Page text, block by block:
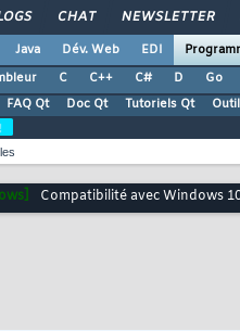
CHAT NEWSLETTER
Java Dév. Web EDI
C C++ C# D Go
FAQ Qt Doc Qt Tutoriels Qt
Compatibilité avec Windows